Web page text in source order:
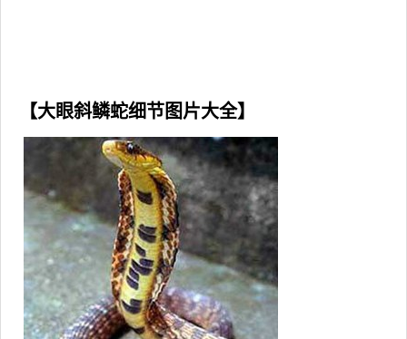
【大眼斜鳞蛇细节图片大全】